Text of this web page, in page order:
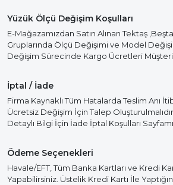
Yüzük Ölçü Değişim Koşulları
E-Mağazamızdan Satın Alınan Tektaş
Gruplarında Ölçü Değişimi ve Model
Değişim Sürecinde Kargo Ücretleri
İptal / İade
Firma Kaynaklı Tüm Hatalarda Teslim Anı
Ücretsiz Değişim İçin Talep
Detaylı Bilgi İçin İade İptal Koşulları
Ödeme Seçenekleri
Havale/EFT, Tüm Banka Kartları ve Kredi
Yapabilirsiniz. Üstelik Kredi Kartı İle